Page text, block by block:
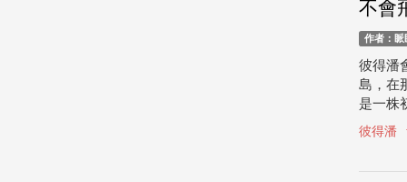
不會
作者：
彼得潘
島，在
是一株
彼得潘